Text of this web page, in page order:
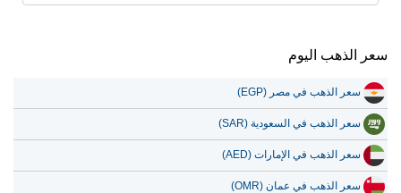
سعر الذهب اليوم
سعر الذهب في مصر (EGP)
سعر الذهب في السعودية (SAR)
سعر الذهب في الإمارات (AED)
سعر الذهب في عمان (OMR)